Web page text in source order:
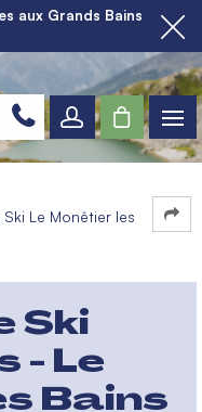
aux Grands Bains
Le Monêtier les
Ski
- Le
Bains